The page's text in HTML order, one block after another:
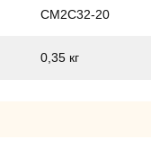
CM2C32-20
0,35 кг